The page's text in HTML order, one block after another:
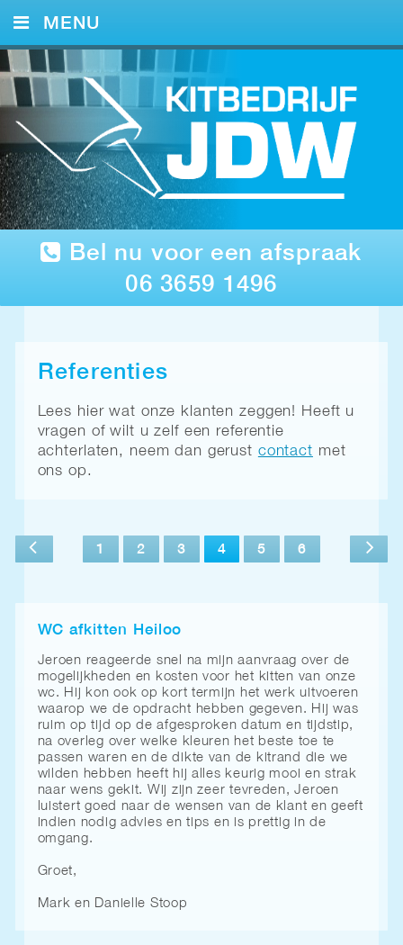
Bel nu voor een afspraak
06 3659 1496
MENU
HOME
KITWERK
FOTO’S
REFERENTIES
CONTACT
Referenties
Lees hier wat onze klanten zeggen! Heeft u
vragen of wilt u zelf een referentie
achterlaten, neem dan gerust contact met
ons op.
1 2 3 4 5 6
WC afkitten Heiloo
Jeroen reageerde snel na mijn aanvraag over de
mogelijkheden en kosten voor het kitten van onze
wc. Hij kon ook op kort termijn het werk uitvoeren
waarop we de opdracht hebben gegeven. Hij was
ruim op tijd op de afgesproken datum en tijdstip,
na overleg over welke kleuren het beste toe te
passen waren en de dikte van de kitrand die we
wilden hebben heeft hij alles keurig mooi en strak
naar wens gekit. Wij zijn zeer tevreden, Jeroen
luistert goed naar de wensen van de klant en geeft
indien nodig advies en tips en is prettig in de
omgang.
Groet,
Mark en Danielle Stoop